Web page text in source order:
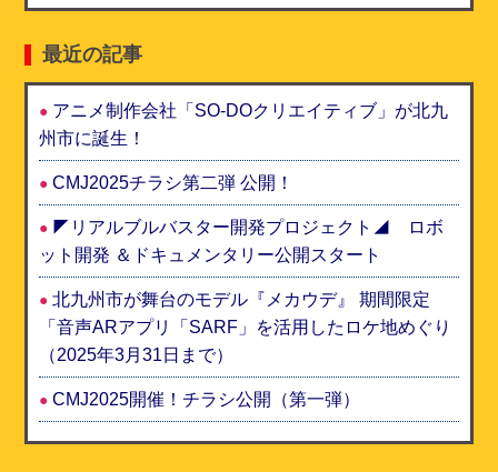
最近の記事
アニメ制作会社「SO-DOクリエイティブ」が北九
州市に誕生！
CMJ2025チラシ第二弾 公開！
◤リアルブルバスター開発プロジェクト◢ ロボ
ット開発 ＆ドキュメンタリー公開スタート
北九州市が舞台のモデル『メカウデ』 期間限定
「音声ARアプリ「SARF」を活用したロケ地めぐり
（2025年3月31日まで）
CMJ2025開催！チラシ公開（第一弾）